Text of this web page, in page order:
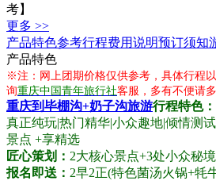
考】
更多 >>
产品特色参考行程费用说明预订须知
产品特色
※注：网上团期价格仅供参考，具体行程
询重庆中国青年旅行社客服，多有不便请多
重庆到毕棚沟+奶子沟旅游行程特色：
真正纯玩|热门精华|小众趣地|倾情测
景点 +享精选
匠心策划： 2大核心景点+3处小众秘境
报名即送： 2早2正(特色菌汤火锅+牦